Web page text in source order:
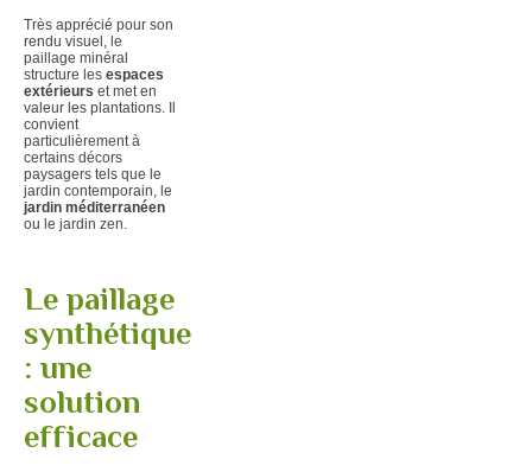
Très apprécié pour son
rendu visuel, le
paillage minéral
structure les espaces
extérieurs et met en
valeur les plantations. Il
convient
particulièrement à
certains décors
paysagers tels que le
jardin contemporain, le
jardin méditerranéen
ou le jardin zen.
Le paillage
synthétique
: une
solution
efficace